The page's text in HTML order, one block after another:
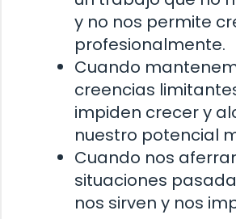
y no nos permite
profesionalmente.
Cuando
creencias
impiden crecer y
nuestro potencial
Cuando nos
situaciones
nos sirven y nos